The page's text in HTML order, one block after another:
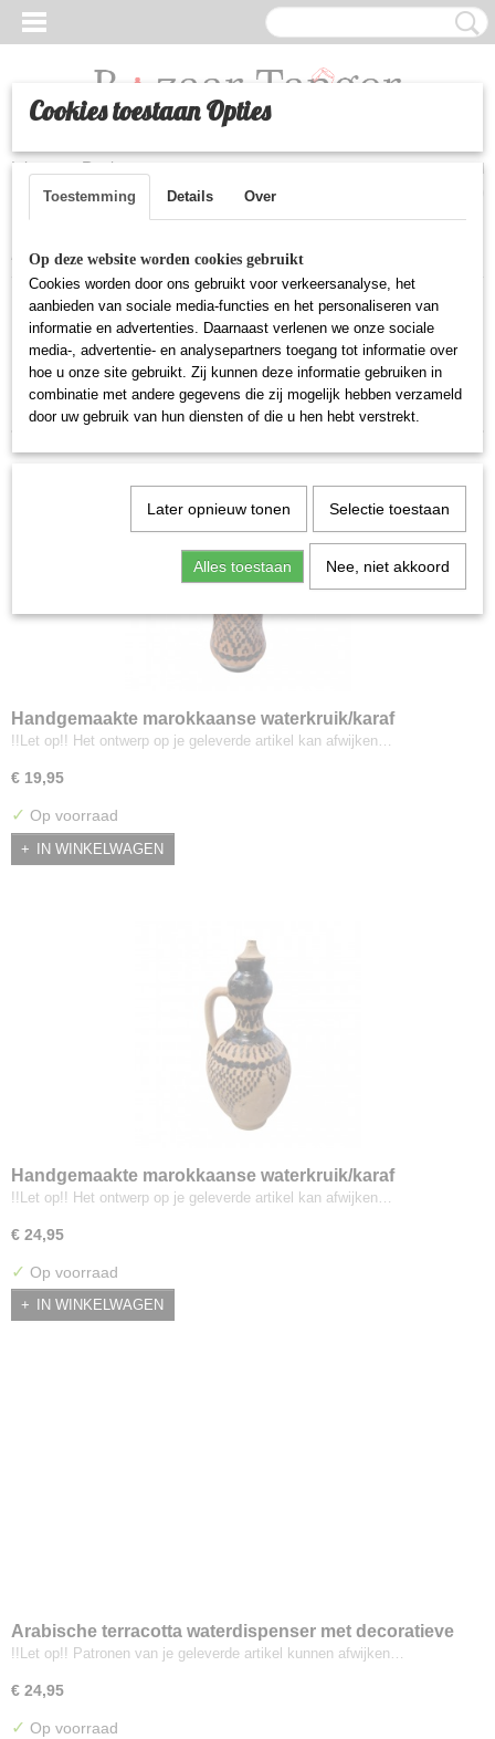
Inloggen Registreren
Home >Huishoudelijke artikelen>Tajines
Sorteer op:
1 2 »
Handgemaakte marokkaanse waterkruik/karaf
!!Let op!! Het ontwerp op je geleverde artikel kan afwijken…
€ 19,95
✓ Op voorraad
IN WINKELWAGEN
Handgemaakte marokkaanse waterkruik/karaf
!!Let op!! Het ontwerp op je geleverde artikel kan afwijken…
€ 24,95
✓ Op voorraad
IN WINKELWAGEN
Arabische terracotta waterdispenser met decoratieve
patronen
!!Let op!! Patronen van je geleverde artikel kunnen afwijken…
€ 24,95
✓ Op voorraad
Cookies toestaan Opties
Toestemming Details Over
Op deze website worden cookies gebruikt
Cookies worden door ons gebruikt voor verkeersanalyse, het
aanbieden van sociale media-functies en het personaliseren van
informatie en advertenties. Daarnaast verlenen we onze sociale
media-, advertentie- en analysepartners toegang tot informatie over
hoe u onze site gebruikt. Zij kunnen deze informatie gebruiken in
combinatie met andere gegevens die zij mogelijk hebben verzameld
door uw gebruik van hun diensten of die u hen hebt verstrekt.
Later opnieuw tonen Selectie toestaan
Alles toestaan Nee, niet akkoord